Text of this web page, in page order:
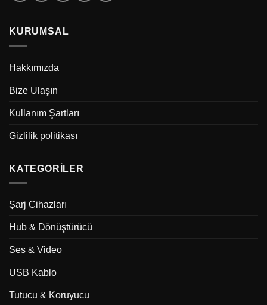
KURUMSAL
Hakkımızda
Bize Ulaşın
Kullanım Şartları
Gizlilik politikası
KATEGORILER
Şarj Cihazları
Hub & Dönüştürücü
Ses & Video
USB Kablo
Tutucu & Koruyucu